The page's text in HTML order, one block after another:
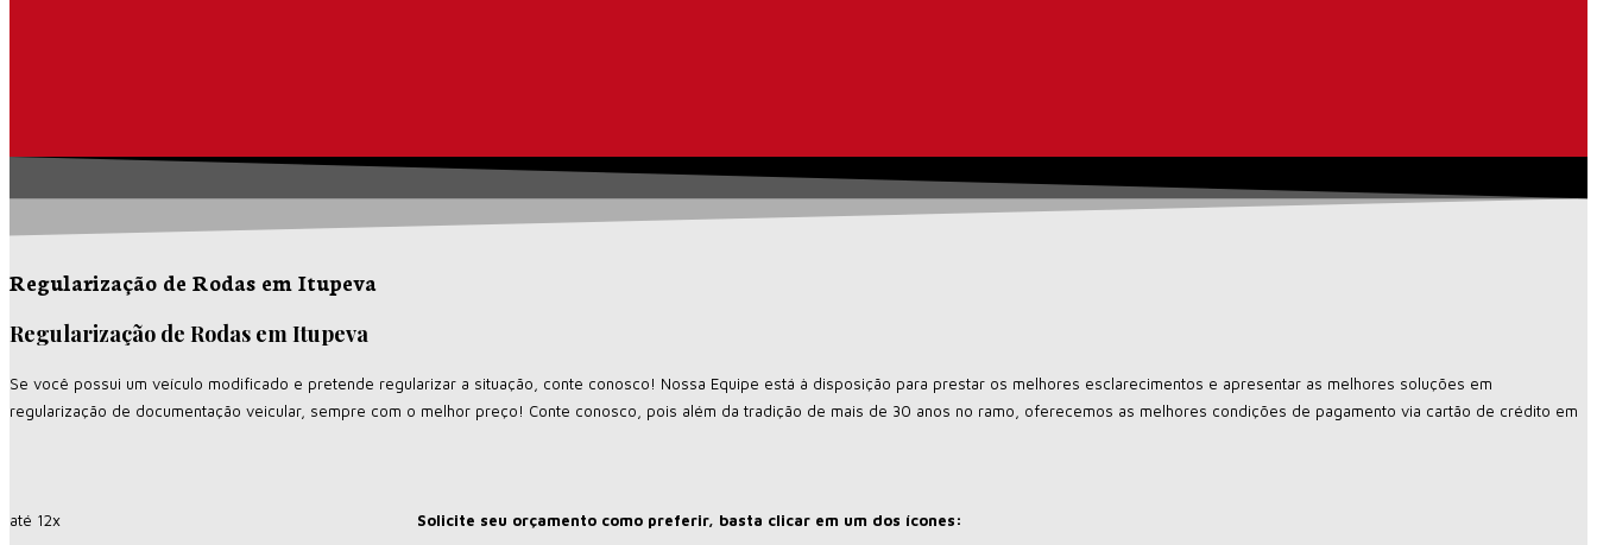
Regularização de Rodas em Itupeva
Regularização de Rodas em Itupeva
Se você possui um veículo modificado e pretende regularizar a situação, conte conosco! Nossa Equipe está à disposição para prestar os melhores esclarecimentos e apresentar as melhores soluções em
regularização de documentação veicular, sempre com o melhor preço! Conte conosco, pois além da tradição de mais de 30 anos no ramo, oferecemos as melhores condições de pagamento via cartão de crédito em
até 12x Solicite seu orçamento como preferir, basta clicar em um dos ícones: